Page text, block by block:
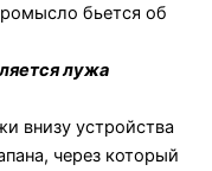
бьется об
лужа
внизу устройства
через который